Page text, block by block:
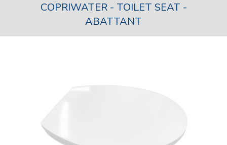
COPRIWATER - TOILET SEAT -
ABATTANT